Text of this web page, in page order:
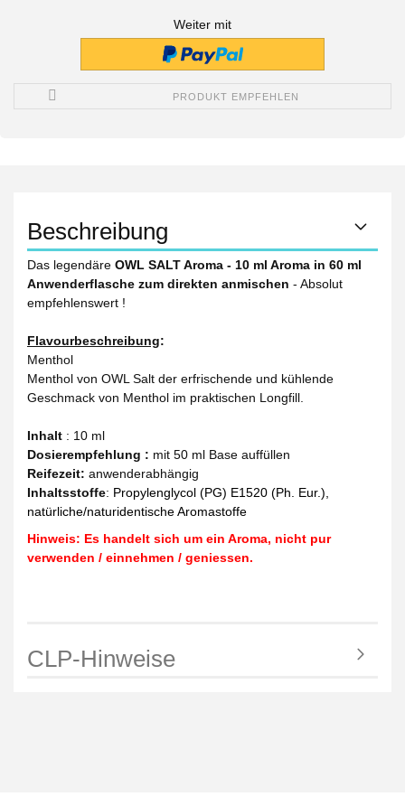
Weiter mit
PRODUKT EMPFEHLEN
Beschreibung
Das legendäre OWL SALT Aroma - 10 ml Aroma in 60 ml
Anwenderflasche zum direkten anmischen - Absolut
empfehlenswert !
Flavourbeschreibung:
Menthol
Menthol von OWL Salt der erfrischende und kühlende
Geschmack von Menthol im praktischen Longfill.
Inhalt : 10 ml
Dosierempfehlung : mit 50 ml Base auffüllen
Reifezeit: anwenderabhängig
Inhaltsstoffe: Propylenglycol (PG) E1520 (Ph. Eur.),
natürliche/naturidentische Aromastoffe
Hinweis: Es handelt sich um ein Aroma, nicht pur
verwenden / einnehmen / geniessen.
CLP-Hinweise